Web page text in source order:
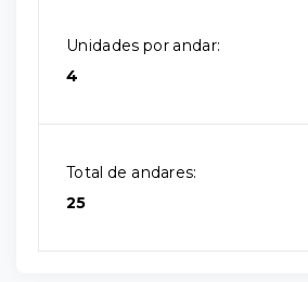
Unidades por andar:
4
Total de andares:
25